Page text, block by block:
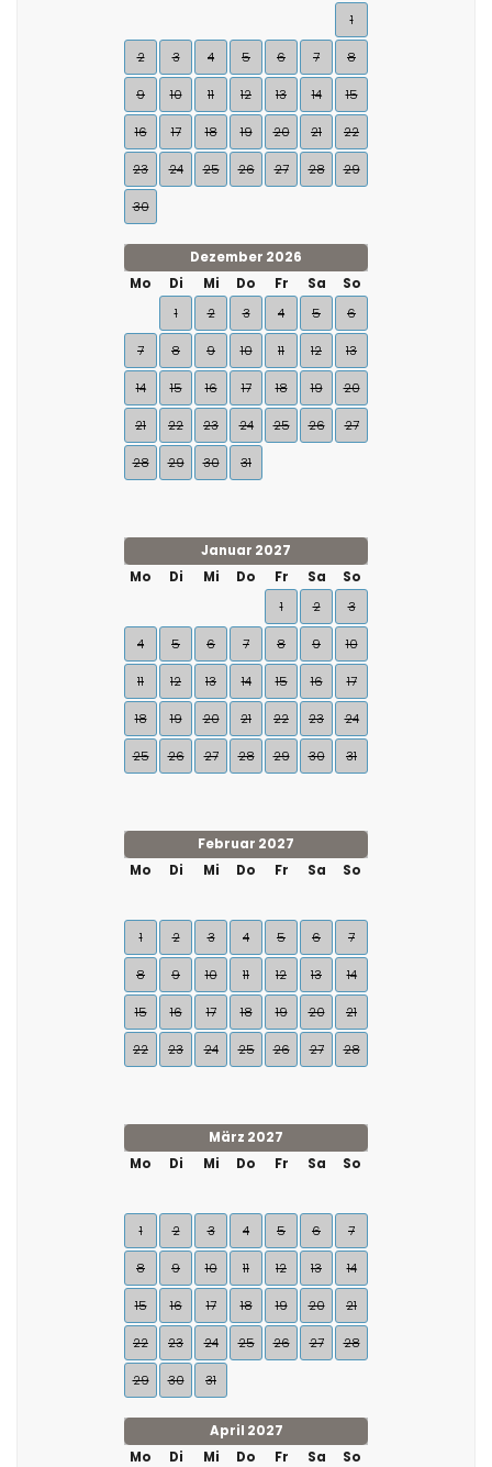
1
2 3 4 5 6 7 8
9 10 11 12 13 14 15
16 17 18 19 20 21 22
23 24 25 26 27 28 29
30
Dezember 2026
Mo
Di Mi Do Fr Sa
So
1
2 3 4 5 6
7 8 9 10 11 12 13
14 15 16 17 18 19 20
21 22 23 24 25 26 27
28 29 30 31
Januar 2027
Mo
Di Mi Do Fr Sa
So
1
2 3
4 5 6 7 8 9 10
11 12 13 14 15 16 17
18 19 20 21 22 23 24
25 26 27 28 29 30 31
Februar 2027
Mo
Di Mi Do Fr Sa So
1 2 3 4 5 6 7
8 9 10 11 12 13 14
15 16 17 18 19 20 21
22 23 24 25 26 27 28
März 2027
Mo
Di Mi Do Fr Sa So
1 2 3 4 5 6 7
8 9 10 11 12 13 14
15 16 17 18 19 20 21
22 23 24 25 26 27 28
29 30 31
April 2027
Mo
Di Mi Do Fr Sa
So